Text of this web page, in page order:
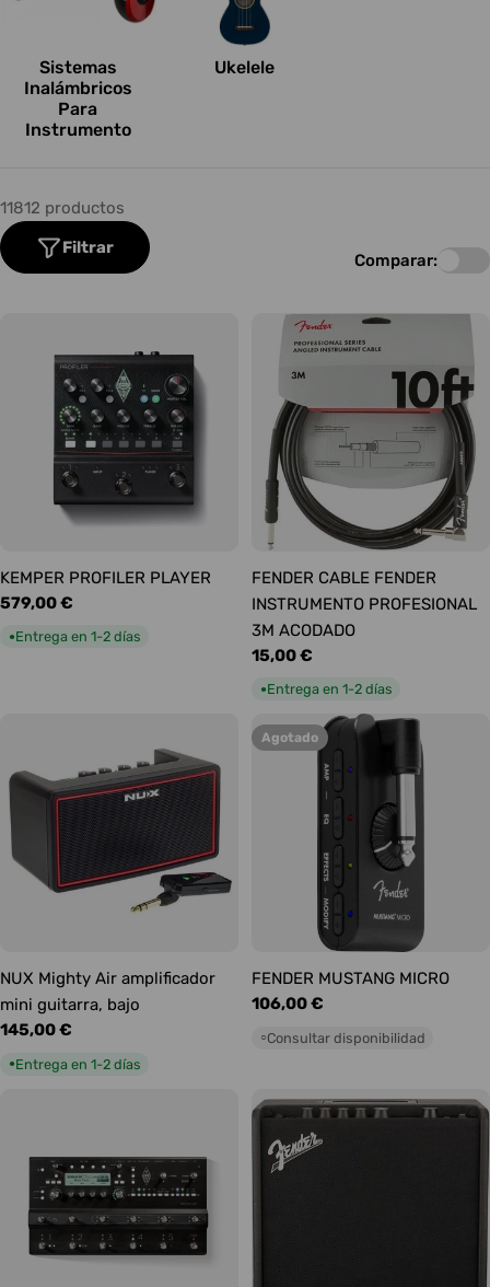
Sistemas
Inalámbricos
Para
Instrumento
Ukelele
11812 productos
Filtrar
Comparar:
KEMPER PROFILER PLAYER
Precio
habitual
579,00 €
●Entrega en 1-2 días
FENDER CABLE FENDER
INSTRUMENTO PROFESIONAL
3M ACODADO
Precio
habitual
15,00 €
●Entrega en 1-2 días
NUX Mighty Air amplificador
mini guitarra, bajo
Precio
145,00 €
●Entrega en 1-2 días
Agotado
FENDER MUSTANG MICRO
Precio
106,00 €
○Consultar disponibilidad